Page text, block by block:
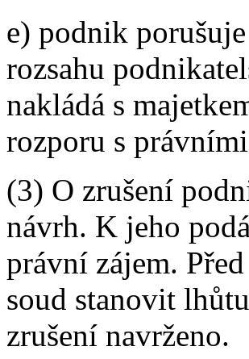
e) podnik
rozsahu
nakládá s
rozporu s
(3) O zrušení
návrh. K jeho
právní zájem.
soud stanovit
zrušení navrženo.